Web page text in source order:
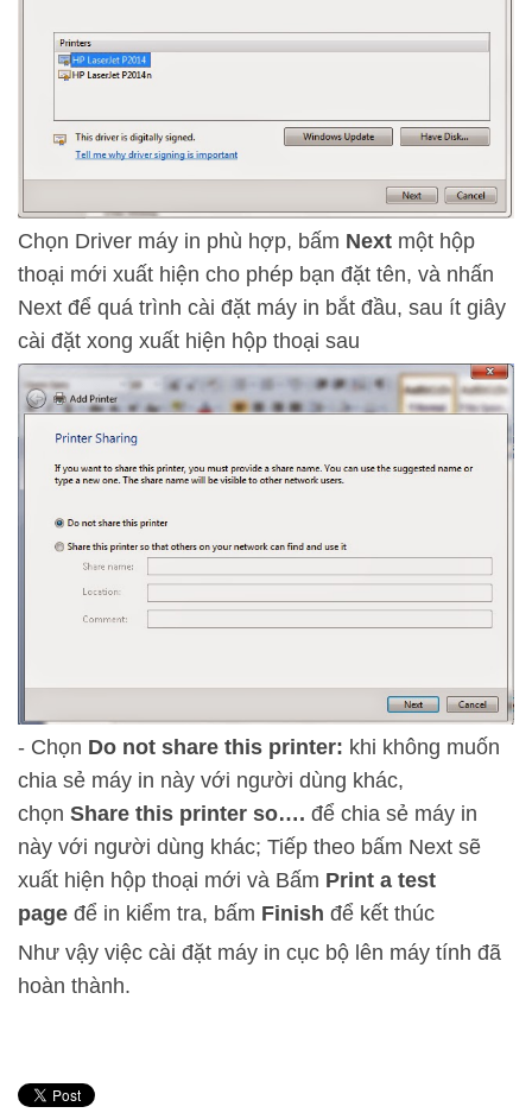
Chọn Driver máy in phù hợp, bấm Next một hộp
thoại mới xuất hiện cho phép bạn đặt tên, và nhấn
Next để quá trình cài đặt máy in bắt đầu, sau ít giây
cài đặt xong xuất hiện hộp thoại sau
- Chọn Do not share this printer: khi không muốn
chia sẻ máy in này với người dùng khác,
chọn Share this printer so…. để chia sẻ máy in
này với người dùng khác; Tiếp theo bấm Next sẽ
xuất hiện hộp thoại mới và Bấm Print a test
page để in kiểm tra, bấm Finish để kết thúc
Như vậy việc cài đặt máy in cục bộ lên máy tính đã
hoàn thành.